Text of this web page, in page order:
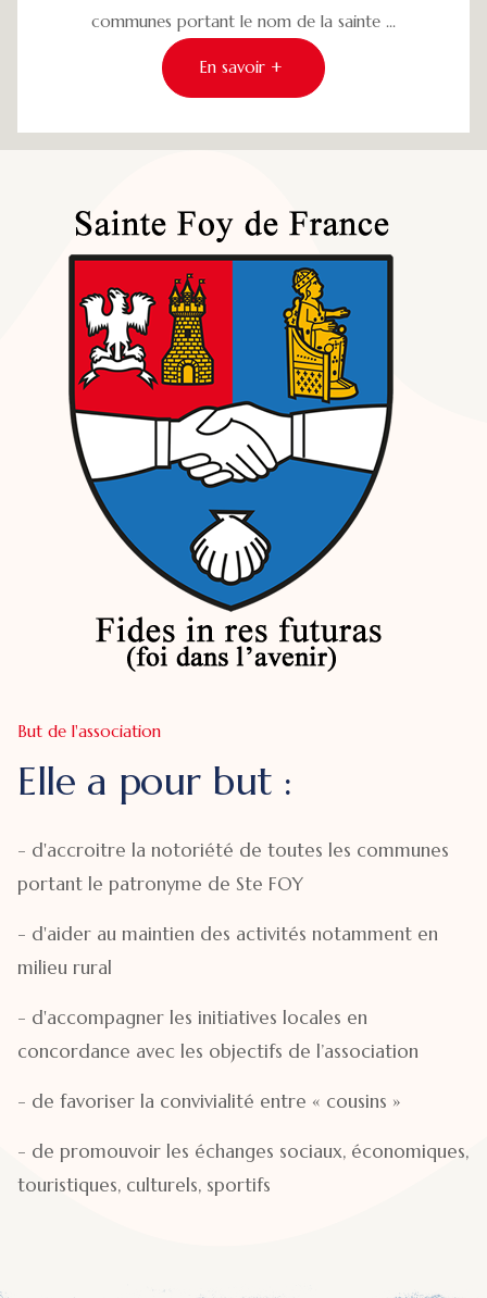
communes portant le nom de la sainte ...
En savoir +
But de l'association
Elle a pour but :
- d'accroitre la notoriété de toutes les communes
portant le patronyme de Ste FOY
- d'aider au maintien des activités notamment en
milieu rural
- d'accompagner les initiatives locales en
concordance avec les objectifs de l’association
- de favoriser la convivialité entre « cousins »
- de promouvoir les échanges sociaux, économiques,
touristiques, culturels, sportifs